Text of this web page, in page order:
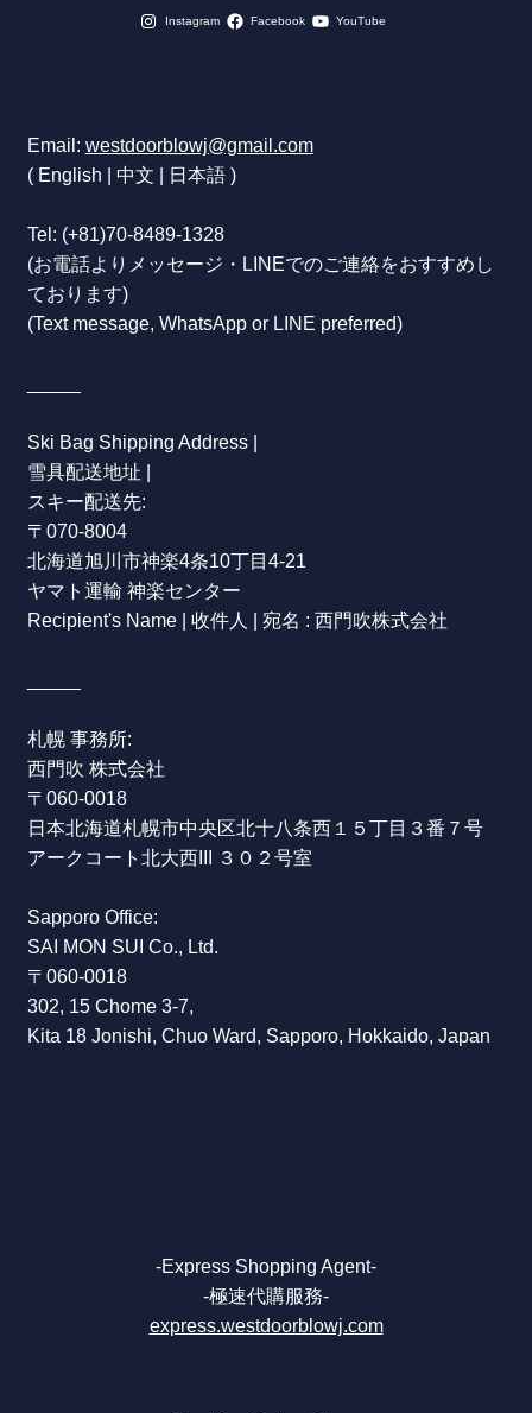
Instagram Facebook YouTube
Email: westdoorblowj@gmail.com
( English | 中文 | 日本語 )
Tel: (+81)70-8489-1328
(お電話よりメッセージ・LINEでのご連絡をおすすめし
ております)
(Text message, WhatsApp or LINE preferred)
Ski Bag Shipping Address |
雪具配送地址 |
スキー配送先:
〒070-8004
北海道旭川市神楽4条10丁目4-21
ヤマト運輸 神楽センター
Recipient's Name | 收件人 | 宛名 : 西門吹株式会社
札幌 事務所:
西門吹 株式会社
〒060-0018
日本北海道札幌市中央区北十八条西１５丁目 ３番７号
アークコート北大西III
３０２号室
Sapporo Office:
SAI MON SUI Co., Ltd.
〒060-0018
302, 15 Chome 3-7,
Kita 18 Jonishi, Chuo Ward, Sapporo, Hokkaido, Japan
-Express Shopping Agent-
-極速代購服務-
express.westdoorblowj.com